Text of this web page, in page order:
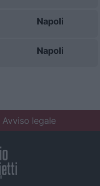
Napoli
Napoli
Avviso legale